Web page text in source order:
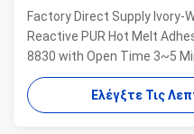
Factory Direct Supply Ivory-
Reactive PUR Hot Melt
8830 with Open Time 3~5
Electrical Structural
Strength Wanli® PUR hot
for electronics structural
Ελέγξτε Τις